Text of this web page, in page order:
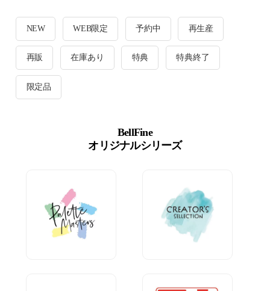
NEW WEB限定 予約中 再生産
再販 在庫あり 特典 特典終了
限定品
BellFine
オリジナルシリーズ